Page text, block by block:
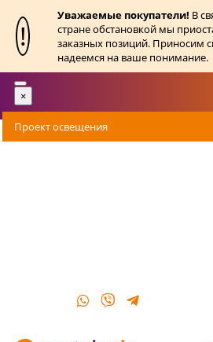
!
Уважаемые покупатели! В
стране обстановкой мы
заказных позиций. Приносим
надеемся на ваше понимание.
Toggle
navigation
×
Проект освещения